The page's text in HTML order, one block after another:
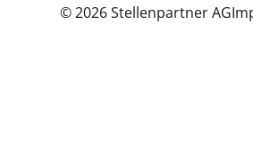
© 2026 Stellenpartner AG